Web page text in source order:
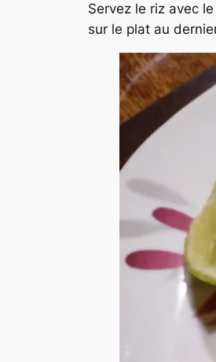
Servez le riz avec
sur le plat au